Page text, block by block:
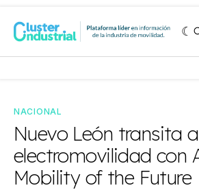
NACIONAL
Nuevo León transita
electromovilidad con
Mobility of the Future